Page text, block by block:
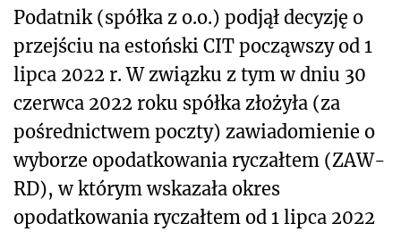
Podatnik (spółka z o.o.) podjął decyzję o
przejściu na estoński CIT począwszy od 1
lipca 2022 r. W związku z tym w dniu 30
czerwca 2022 roku spółka złożyła (za
pośrednictwem poczty) zawiadomienie o
wyborze opodatkowania ryczałtem (ZAW-
RD), w którym wskazała okres
opodatkowania ryczałtem od 1 lipca 2022